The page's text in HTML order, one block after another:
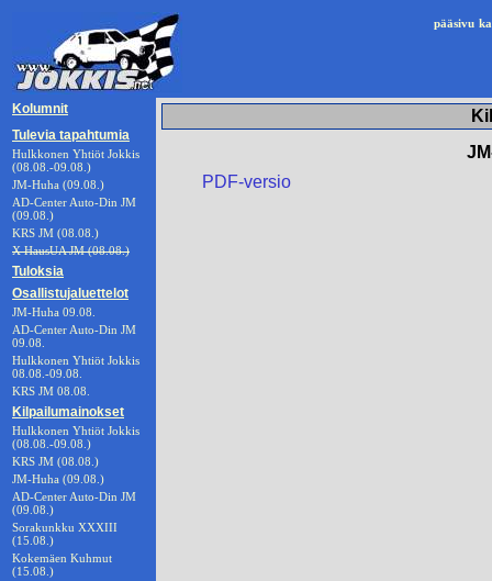
pääsivu
Kolumnit
Tulevia tapahtumia
Hulkkonen Yhtiöt Jokkis
(08.08.-09.08.)
JM-Huha (09.08.)
AD-Center Auto-Din JM
(09.08.)
KRS JM (08.08.)
X HausUA JM (08.08.)
Tuloksia
Osallistujaluettelot
JM-Huha 09.08.
AD-Center Auto-Din JM
09.08.
Hulkkonen Yhtiöt Jokkis
08.08.-09.08.
KRS JM 08.08.
Kilpailumainokset
Hulkkonen Yhtiöt Jokkis
(08.08.-09.08.)
KRS JM (08.08.)
JM-Huha (09.08.)
AD-Center Auto-Din JM
(09.08.)
Sorakunkku XXXIII
(15.08.)
Kokemäen Kuhmut
(15.08.)
PDF-versio